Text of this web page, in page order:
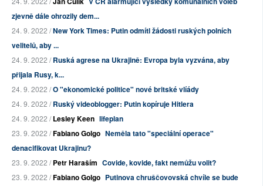
zjevně dále ohrozily dem...
24. 9. 2022 /New York Times: Putin odmítl žádosti ruských polních
velitelů, aby ...
24. 9. 2022 /Ruská agrese na Ukrajině: Evropa byla vyzvána, aby
přijala Rusy, k...
24. 9. 2022 /O "ekonomické politice" nové britské vlíády
24. 9. 2022 /Ruský videoblogger: Putin kopíruje Hitlera
24. 9. 2022 /Lesley Keen lifeplan
23. 9. 2022 /Fabiano Golgo Neměla tato "speciální operace"
denacifikovat Ukrajinu?
23. 9. 2022 /Petr Haraším Covide, kovide, fakt nemůžu volit?
23. 9. 2022 /Fabiano Golgo Putinova chruščovovská chvíle se bude